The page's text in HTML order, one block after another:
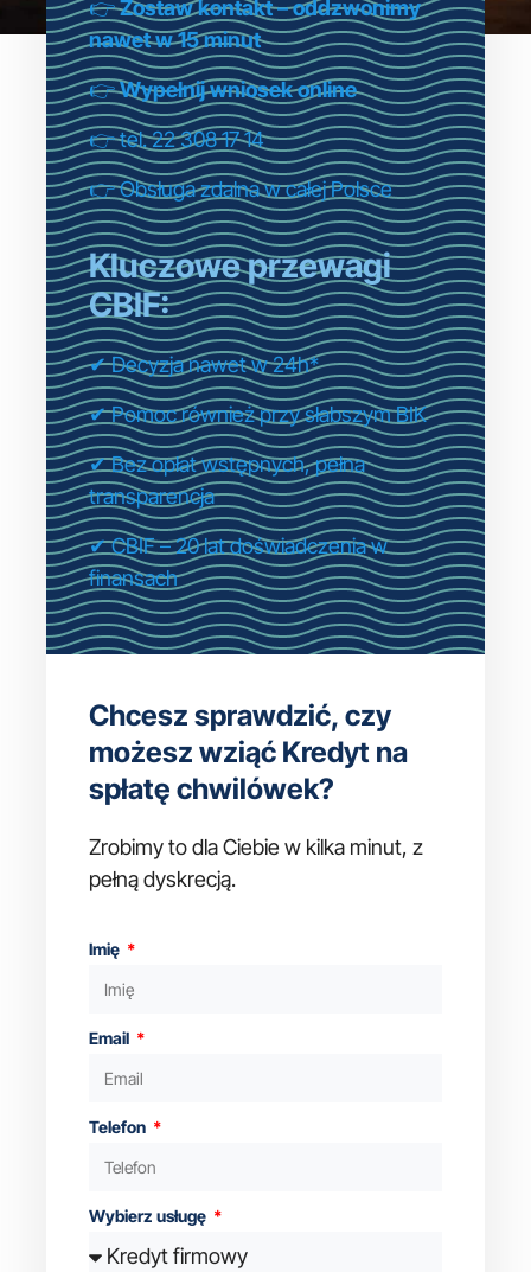
👉Zostaw kontakt – oddzwonimy
nawet w 15 minut
👉Wypełnij wniosek online
👉 tel. 22 308 17 14
👉 Obsługa zdalna w całej Polsce
Kluczowe przewagi
CBIF:
✔ Decyzja nawet w 24h*
✔ Pomoc również przy słabszym BIK
✔ Bez opłat wstępnych, pełna
transparencja
✔ CBIF – 20 lat doświadczenia w
finansach
Chcesz sprawdzić, czy
możesz wziąć Kredyt na
spłatę chwilówek?
Zrobimy to dla Ciebie w kilka minut, z
pełną dyskrecją.
Imię
Email
Telefon
Wybierz usługę